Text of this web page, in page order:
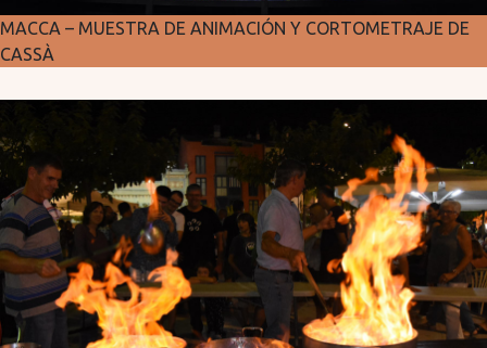
MACCA – MUESTRA DE ANIMACIÓN Y CORTOMETRAJE DE
CASSÀ